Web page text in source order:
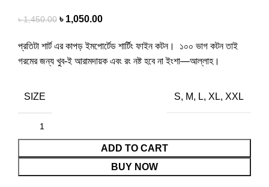
৳1,450.00 ৳ 1,050.00
প্রতিটা শার্ট এর কাপড় ইমপোর্টেড শার্টিং ফাইন কটন। ১০০ ভাগ কটন তাই
গরমের জন্য খুব-ই আরামদায়ক এবং রং নষ্ট হবে না ইংশা—আল্লাহ।
SIZE S, M, L, XL, XXL
ADD TO CART
BUY NOW